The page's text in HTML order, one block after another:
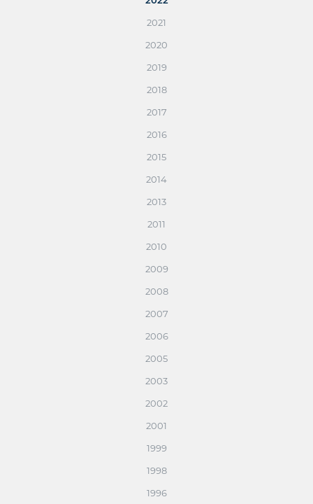
2021
2020
2019
2018
2017
2016
2015
2014
2013
2011
2010
2009
2008
2007
2006
2005
2003
2002
2001
1999
1998
1996